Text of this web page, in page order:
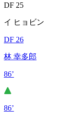
DF 25
イ ヒョビン
DF 26
林 幸多郎
86’
86’